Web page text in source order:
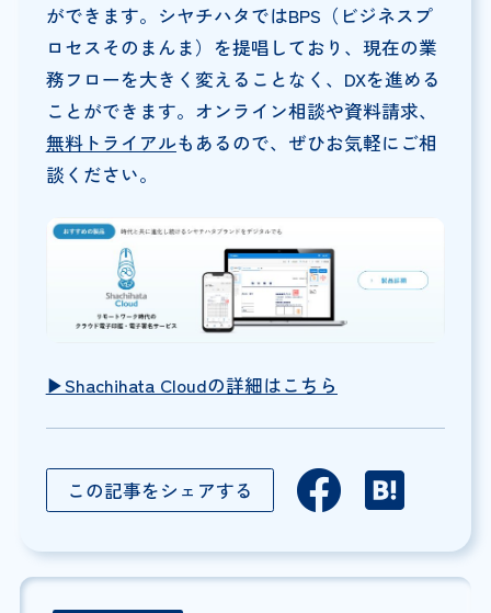
ができます。シヤチハタではBPS（ビジネスプ
ロセスそのまんま）を提唱しており、現在の業
務フローを大きく変えることなく、DXを進める
ことができます。オンライン相談や資料請求、
無料トライアルもあるので、ぜひお気軽にご相
談ください。
▶︎Shachihata Cloudの詳細はこちら
この記事をシェアする